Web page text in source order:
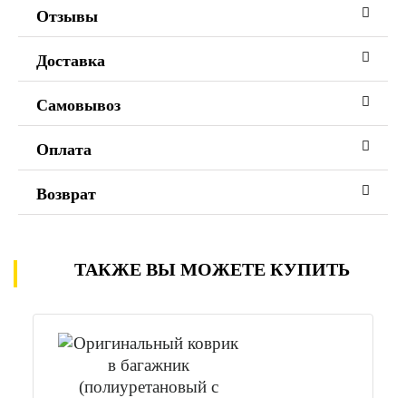
Отзывы
Доставка
Самовывоз
Оплата
Возврат
ТАКЖЕ ВЫ МОЖЕТЕ КУПИТЬ